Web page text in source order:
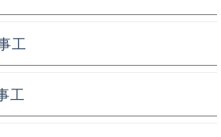
工
工